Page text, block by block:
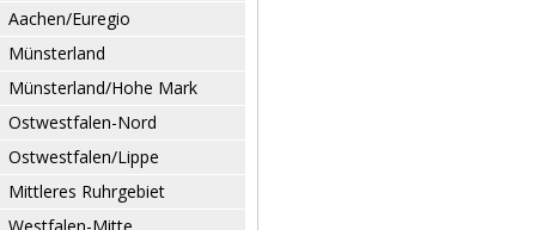
Aachen/Euregio
Münsterland
Münsterland/Hohe Mark
Ostwestfalen-Nord
Ostwestfalen/Lippe
Mittleres Ruhrgebiet